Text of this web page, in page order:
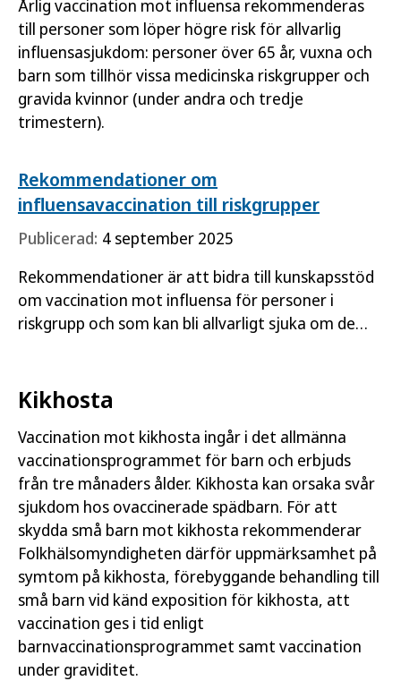
Årlig vaccination mot influensa rekommenderas
till personer som löper högre risk för allvarlig
influensasjukdom: personer över 65 år, vuxna och
barn som tillhör vissa medicinska riskgrupper och
gravida kvinnor (under andra och tredje
trimestern).
Rekommendationer om
influensavaccination till riskgrupper
Publicerad: 4 september 2025
Rekommendationer är att bidra till kunskapsstöd
om vaccination mot influensa för personer i
riskgrupp och som kan bli allvarligt sjuka om de
Kikhosta
Vaccination mot kikhosta ingår i det allmänna
vaccinationsprogrammet för barn och erbjuds
från tre månaders ålder. Kikhosta kan orsaka svår
sjukdom hos ovaccinerade spädbarn. För att
skydda små barn mot kikhosta rekommenderar
Folkhälsomyndigheten därför uppmärksamhet på
symtom på kikhosta, förebyggande behandling till
små barn vid känd exposition för kikhosta, att
vaccination ges i tid enligt
barnvaccinationsprogrammet samt vaccination
under graviditet.